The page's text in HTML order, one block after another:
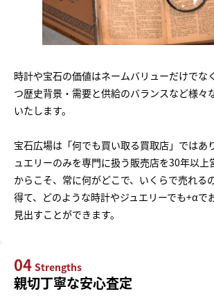
時計や宝石の価値はネームバリューだけでな
つ歴史背景・需要と供給のバランスなど様々
いたします。
宝石広場は「何でも買い取る買取店」ではあ
ュエリーのみを専門に扱う販売店を30年以上
からこそ、常に何がどこで、いくらで売れる
得て、どのような時計やジュエリーでも+αで
見出すことができます。
04 Strengths
親切丁寧な安心査定